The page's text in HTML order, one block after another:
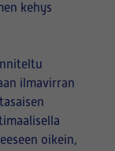
kehys
ilmavirran
oikein,